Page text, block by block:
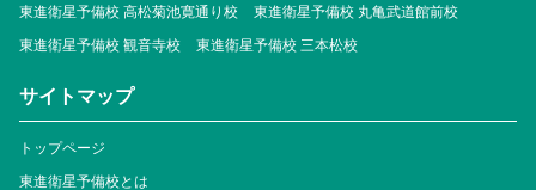
東進衛星予備校 高松菊池寛通り校
東進衛星予備校 丸亀武道館前校
東進衛星予備校 観音寺校
東進衛星予備校 三本松校
サイトマップ
トップページ
東進衛星予備校とは